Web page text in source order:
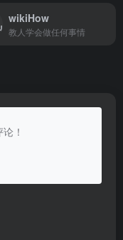
wikiHow
教人学会做任何事情
！